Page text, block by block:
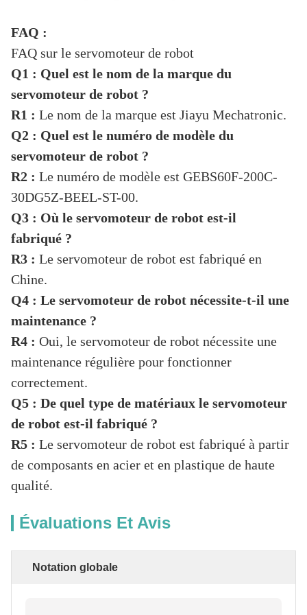
FAQ :
FAQ sur le servomoteur de robot
Q1 : Quel est le nom de la marque du
servomoteur de robot ?
R1 : Le nom de la marque est Jiayu Mechatronic.
Q2 : Quel est le numéro de modèle du
servomoteur de robot ?
R2 : Le numéro de modèle est GEBS60F-200C-
30DG5Z-BEEL-ST-00.
Q3 : Où le servomoteur de robot est-il
fabriqué ?
R3 : Le servomoteur de robot est fabriqué en
Chine.
Q4 : Le servomoteur de robot nécessite-t-il une
maintenance ?
R4 : Oui, le servomoteur de robot nécessite une
maintenance régulière pour fonctionner
correctement.
Q5 : De quel type de matériaux le servomoteur
de robot est-il fabriqué ?
R5 : Le servomoteur de robot est fabriqué à partir
de composants en acier et en plastique de haute
qualité.
Évaluations Et Avis
Notation globale